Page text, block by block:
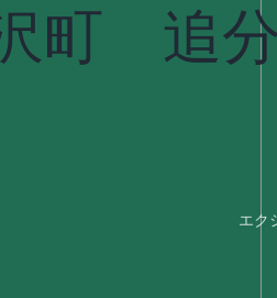
町 追
エク